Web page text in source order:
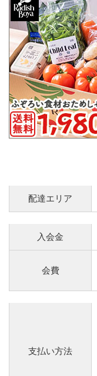
配達エリア
入会金
会費
支払い方法